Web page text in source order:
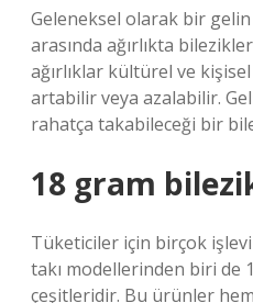
Geleneksel olarak bir
arasında ağırlıkta
ağırlıklar kültürel ve
artabilir veya azalabilir.
rahatça takabileceği bir
18 gram
Tüketiciler için birçok
takı modellerinden biri de
çeşitleridir. Bu ürünler hem